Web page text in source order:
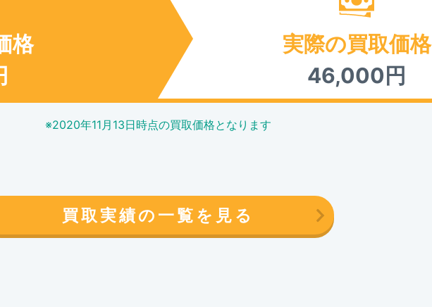
格
実際の買取価格
46,000 円
※2020年11月13日時点の買取価格となります
買取実績の一覧を見る